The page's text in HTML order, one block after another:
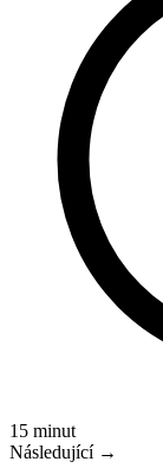
15 minut
Následující →